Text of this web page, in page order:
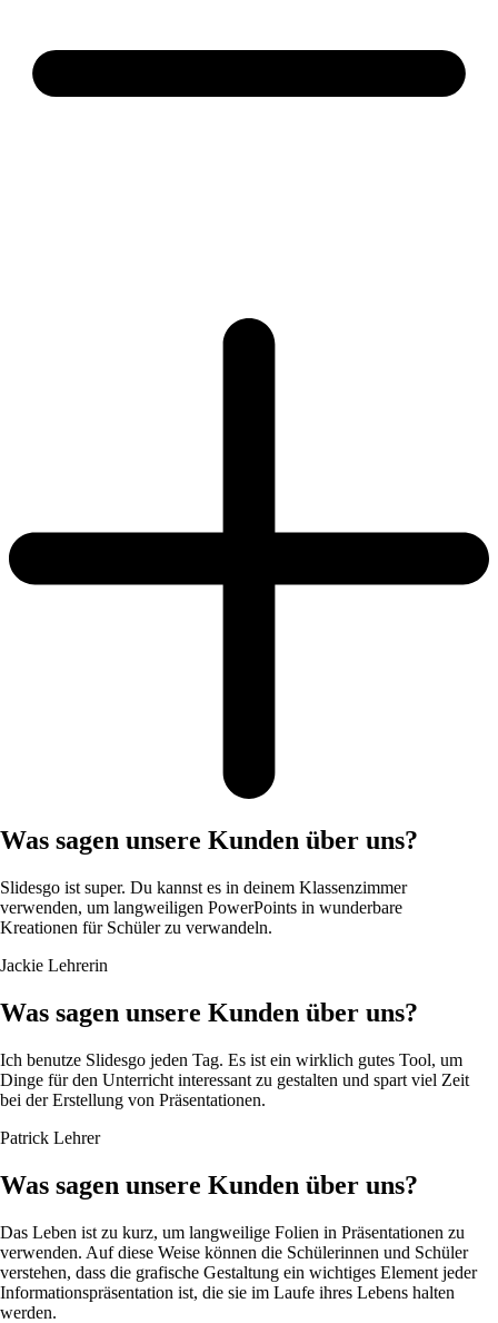
Was sagen unsere Kunden über uns?
Slidesgo ist super. Du kannst es in deinem Klassenzimmer
verwenden, um langweiligen PowerPoints in wunderbare
Kreationen für Schüler zu verwandeln.
Jackie Lehrerin
Was sagen unsere Kunden über uns?
Ich benutze Slidesgo jeden Tag. Es ist ein wirklich gutes Tool, um
Dinge für den Unterricht interessant zu gestalten und spart viel Zeit
bei der Erstellung von Präsentationen.
Patrick Lehrer
Was sagen unsere Kunden über uns?
Das Leben ist zu kurz, um langweilige Folien in Präsentationen zu
verwenden. Auf diese Weise können die Schülerinnen und Schüler
verstehen, dass die grafische Gestaltung ein wichtiges Element jeder
Informationspräsentation ist, die sie im Laufe ihres Lebens halten
werden.